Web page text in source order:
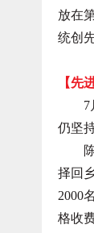
放在
统创
【先
7月
仍坚
陈若
择回
2000
格收